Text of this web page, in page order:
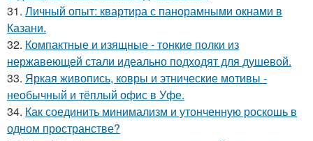
31. Личный опыт: квартира с панорамными окнами в
Казани.
32. Компактные и изящные - тонкие полки из
нержавеющей стали идеально подходят для душевой.
33. Яркая живопись, ковры и этнические мотивы -
необычный и тёплый офис в Уфе.
34. Как соединить минимализм и утонченную роскошь в
одном пространстве?